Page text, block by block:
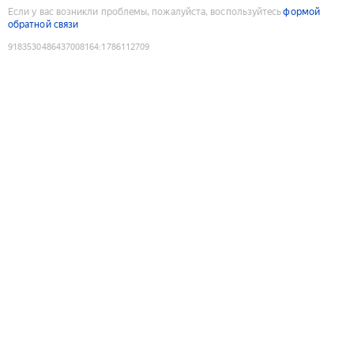
Если у вас возникли проблемы, пожалуйста, воспользуйтесьформой
обратной связи
9183530486437008164:1786112709